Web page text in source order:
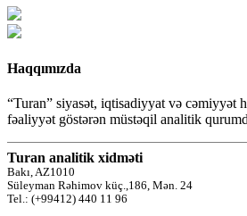
Haqqımızda
“Turan” siyasət, iqtisadiyyat və cəmiyyət
fəaliyyət göstərən müstəqil analitik
Turan analitik xidməti
Bakı, AZ1010
Süleyman Rəhimov küç.,186, Mən. 24
Tel.: (+99412) 440 11 96